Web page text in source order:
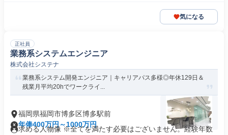
気になる
正社員
業務系システムエンジニア
株式会社システナ
業務系システム開発エンジニア｜キャリアパス多様◎年休129日＆
残業月平均20hでワークライ...
福岡県福岡市博多区博多駅前
年俸400万円～1000万円
求める人物像 ※全てを満たす必要はございません。経験年数